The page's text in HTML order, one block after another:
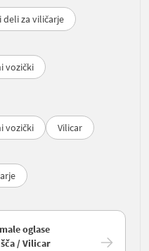
deli za viličarje
vozički
vozički
Vilicar
oglase
/ Vilicar